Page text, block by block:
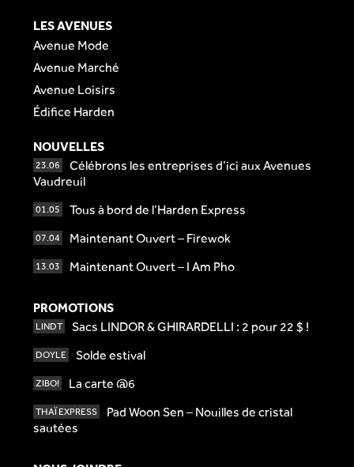
LES AVENUES
Avenue Mode
Avenue Marché
Avenue Loisirs
Édifice Harden
NOUVELLES
23.06
Célébrons les entreprises d’ici aux Avenues
Vaudreuil
01.05 Tous à bord de l’Harden Express
07.04 Maintenant Ouvert – Firewok
13.03 Maintenant Ouvert – I Am Pho
PROMOTIONS
LINDT Sacs LINDOR & GHIRARDELLI : 2 pour 22 $ !
DOYLE Solde estival
ZIBO! La carte @6
THAÏ EXPRESS
Pad Woon Sen – Nouilles de cristal
sautées